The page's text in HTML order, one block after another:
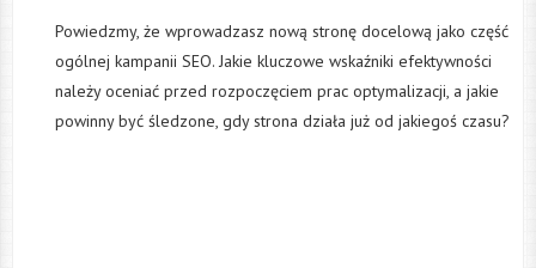
Powiedzmy, że wprowadzasz nową stronę docelową jako część
ogólnej kampanii SEO. Jakie kluczowe wskaźniki efektywności
należy oceniać przed rozpoczęciem prac optymalizacji, a jakie
powinny być śledzone, gdy strona działa już od jakiegoś czasu?